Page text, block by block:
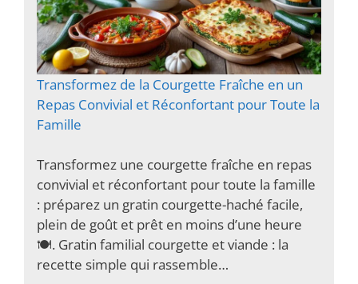
Transformez de la Courgette Fraîche en un
Repas Convivial et Réconfortant pour Toute la
Famille
Transformez une courgette fraîche en repas
convivial et réconfortant pour toute la famille
: préparez un gratin courgette-haché facile,
plein de goût et prêt en moins d’une heure
🍽️. Gratin familial courgette et viande : la
recette simple qui rassemble…